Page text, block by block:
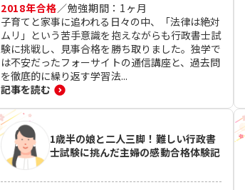
2018年合格／勉強期間： 1 ヶ月
子育てと家事に追われる日々の中、「法律は絶対
ムリ」という苦手意識を抱えながらも行政書士試
験に挑戦し、見事合格を勝ち取りました。独学で
は不安だったフォーサイトの通信講座と、過去問
を徹底的に繰り返す学習法...
記事を読む
1歳半の娘と二人三脚！難しい行政書
士試験に挑んだ主婦の感動合格体験記